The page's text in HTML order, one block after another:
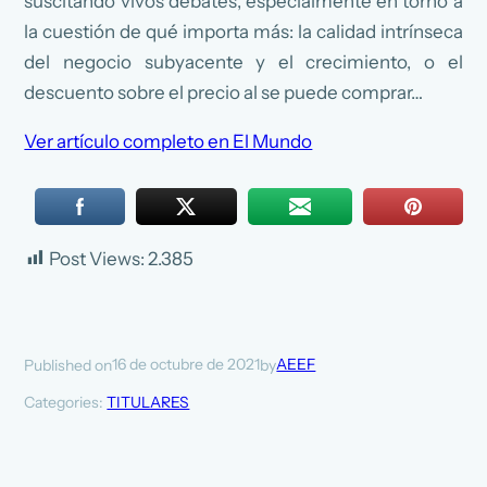
la cuestión de qué importa más: la calidad intrínseca
del negocio subyacente y el crecimiento, o el
descuento sobre el precio al se puede comprar…
Ver artículo completo en El Mundo
Post Views: 2.385
Published on16 de octubre de 2021byAEEF
Categories:TITULARES